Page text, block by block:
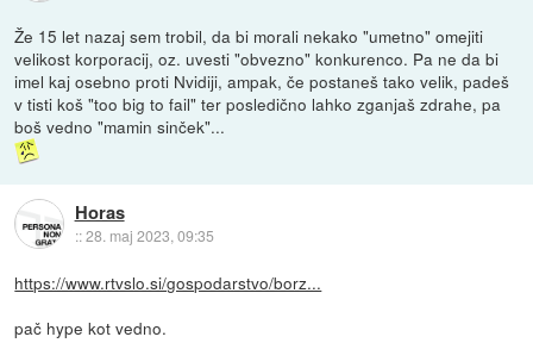
Že 15 let nazaj sem trobil, da bi morali nekako "umetno" omejiti
velikost korporacij, oz. uvesti "obvezno" konkurenco. Pa ne da bi
imel kaj osebno proti Nvidiji, ampak, če postaneš tako velik, padeš
v tisti koš "too big to fail" ter posledično lahko zganjaš zdrahe, pa
boš vedno "mamin sinček"...
Horas
::28. maj 2023, 09:35
https://www.rtvslo.si/gospodarstvo/borz...
pač hype kot vedno.